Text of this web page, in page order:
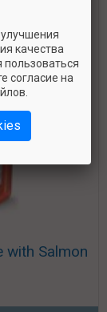
with Salmon
качества
согласие на